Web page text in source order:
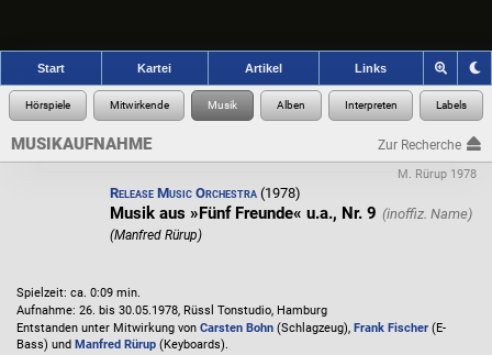
Start Kartei Artikel Links
MUSIKAUFNAHME Zur Recherche
M. Rürup 1978
Release Music Orchestra (1978)
Musik aus »Fünf Freunde« u.a., Nr. 9
(Manfred Rürup)
Spielzeit: ca. 0:09 min.
Aufnahme: 26. bis 30.05.1978, Rüssl Tonstudio, Hamburg
Entstanden unter Mitwirkung von Carsten Bohn (Schlagzeug), Frank Fischer (E-
Bass) und Manfred Rürup (Keyboards).